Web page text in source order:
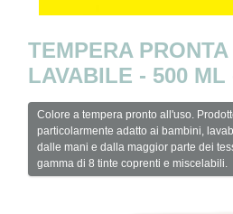
TEMPERA
LAVABILE - 500
Colore a tempera pronto all'uso.
particolarmente adatto ai bambini,
dalle mani e dalla maggior parte dei
gamma di 8 tinte coprenti e miscelabili.